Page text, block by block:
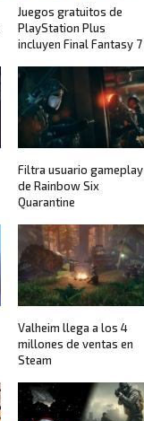
Juegos gratuitos de
PlayStation Plus
incluyen Final Fantasy 7
Filtra usuario gameplay
de Rainbow Six
Quarantine
Valheim llega a los 4
millones de ventas en
Steam